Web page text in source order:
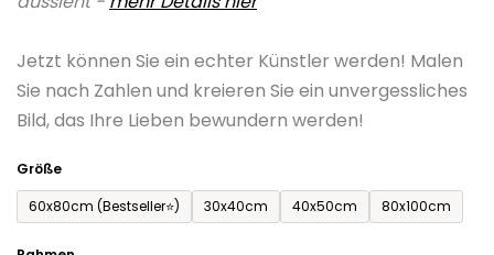
Jetzt können Sie ein echter Künstler werden! Malen
Sie nach Zahlen und kreieren Sie ein unvergessliches
Bild, das Ihre Lieben bewundern werden!
Größe
60x80cm (Bestseller⭐)
30x40cm 40x50cm 80x100cm
ist
von
5
Sternen.